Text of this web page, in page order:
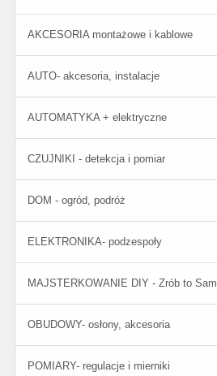
AKCESORIA montażowe i kablowe
AUTO- akcesoria, instalacje
AUTOMATYKA + elektryczne
CZUJNIKI - detekcja i pomiar
DOM - ogród, podróż
ELEKTRONIKA- podzespoły
MAJSTERKOWANIE DIY - Zrób to Sam
OBUDOWY- osłony, akcesoria
POMIARY- regulacje i mierniki